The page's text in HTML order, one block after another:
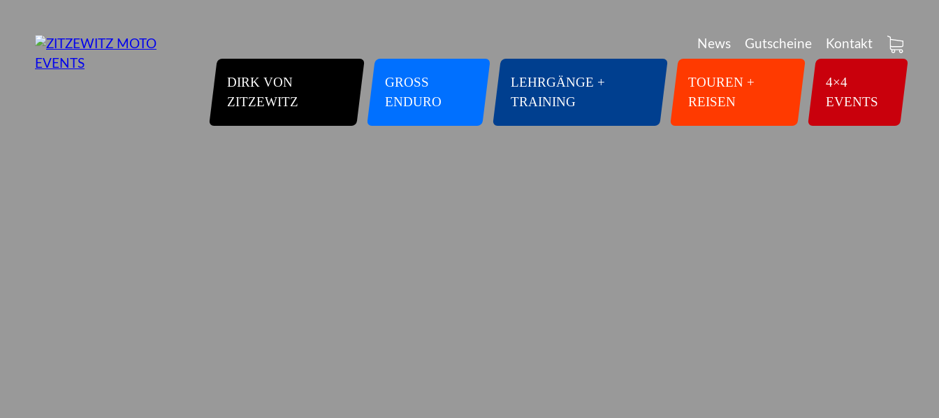
News Gutscheine Kontakt
DIRK VON
ZITZEWITZ
GROSS E
NDURO
LEHRGÄNGE +
TRAINING
TOUREN +
REISEN
4×4
EVENTS